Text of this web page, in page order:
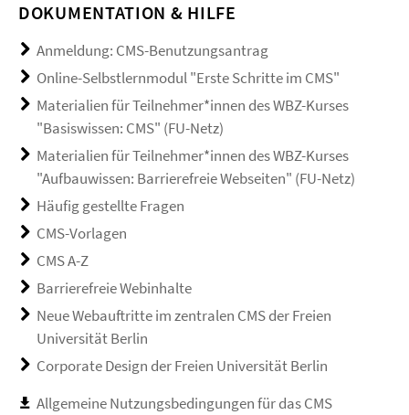
DOKUMENTATION & HILFE
Anmeldung: CMS-Benutzungsantrag
Online-Selbstlernmodul "Erste Schritte im CMS"
Materialien für Teilnehmer*innen des WBZ-Kurses
"Basiswissen: CMS" (FU-Netz)
Materialien für Teilnehmer*innen des WBZ-Kurses
"Aufbauwissen: Barrierefreie Webseiten" (FU-Netz)
Häufig gestellte Fragen
CMS-Vorlagen
CMS A-Z
Barrierefreie Webinhalte
Neue Webauftritte im zentralen CMS der Freien
Universität Berlin
Corporate Design der Freien Universität Berlin
Allgemeine Nutzungsbedingungen für das CMS